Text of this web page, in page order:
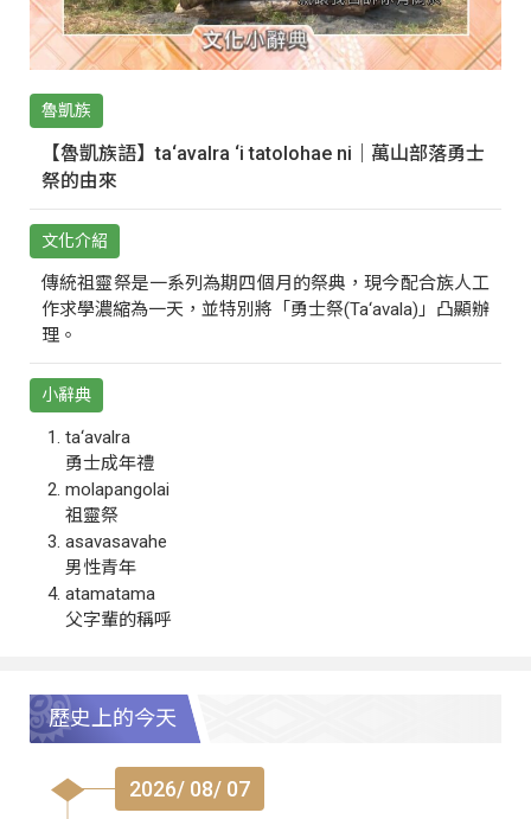
魯凱族
【魯凱族語】ta‘avalra ‘i tatolohae ni｜萬山部落勇士
祭的由來
文化介紹
傳統祖靈祭是一系列為期四個月的祭典，現今配合族人工
作求學濃縮為一天，並特別將「勇士祭(Ta‘avala)」凸顯辦
理。
小辭典
ta‘avalra
勇士成年禮
molapangolai
祖靈祭
asavasavahe
男性青年
atamatama
父字輩的稱呼
歷史上的今天
2026/ 08/ 07